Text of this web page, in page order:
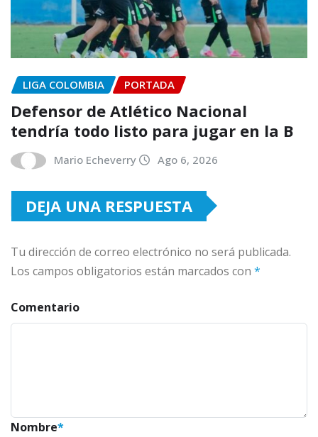
LIGA COLOMBIA PORTADA
Defensor de Atlético Nacional
tendría todo listo para jugar en la B
Mario Echeverry Ago 6, 2026
DEJA UNA RESPUESTA
Tu dirección de correo electrónico no será publicada.
Los campos obligatorios están marcados con *
Comentario
Nombre*